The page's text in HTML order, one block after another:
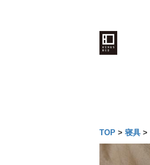
TOP > 寝具 >